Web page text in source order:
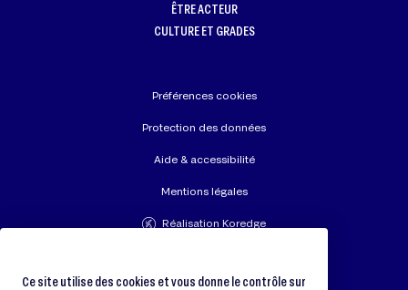
ÊTRE ACTEUR
CULTURE ET GRADES
Préférences cookies
Protection des données
Aide & accessibilité
Mentions légales
Réalisation Koredge
Ce site utilise des cookies et vous donne le contrôle sur